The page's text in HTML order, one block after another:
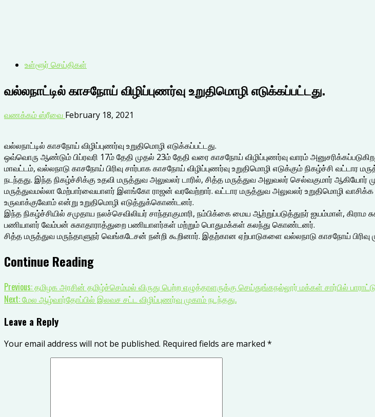
உள்ளூர் செய்திகள்
வல்லநாட்டில் காசநோய் விழிப்புணர்வு உறுதிமொழி எடுக்கப்பட்டது.
வணக்கம் ஸ்ரீவை February 18, 2021
வல்லநாட்டில் காசநோய் விழிப்புணர்வு உறுதிமொழி எடுக்கப்பட்டது.
ஒவ்வொரு ஆண்டும் பிப்ரவரி 17ம் தேதி முதல் 23ம் தேதி வரை காசநோய் விழிப்புணர்வு வாரம்
மாவட்டம், வல்லநாடு காசநோய் பிரிவு சார்பாக காசநோய் விழிப்புணர்வு உறுதிமொழி எடுக்கும் நிகழ்ச்சி
நடந்தது. இந்த நிகழ்ச்சிக்கு உதவி மருத்துவ அலுவலர் டாரில், சித்த மருத்துவ அலுவலர் செல்வகுமார்
மருத்துவமல்லா மேற்பார்வையாளர் இளங்கோ ராஜன் வரவேற்றார். வட்டார மருத்துவ அலுவலர் உறுதிமொழி
உருவாக்குவோம் என்று உறுதிமொழி எடுத்துக்கொண்டனர்.
இந்த நிகழ்ச்சியில் சமுதாய நலச்செவிலியர் சாந்தாகுமாரி, நம்பிக்கை மைய ஆற்றுப்படுத்துநர் ஐயம்மாள்,
பணியாளர் வேம்பன் சுகாதாராத்துறை பணியாளர்கள் மற்றும் பொதுமக்கள் கலந்து கொண்டனர்.
சித்த மருத்துவ மருந்தாளுநர் வெங்கடேசன் நன்றி கூறினார். இதற்கான ஏற்பாடுகளை வல்லநாடு காசநோய் பிரிவு
Continue Reading
Previous:தமிழக அரசின் தமிழ்ச்செம்மல் விருது பெற்ற எழுத்தாளருக்கு செய்துங்கநல்லூர் மக்கள் சார்பில்
Next:மேல ஆழ்வார்தோப்பில் இலவச சட்ட விழிப்புணர்வு முகாம் நடந்தது.
Leave a Reply
Your email address will not be published. Required fields are marked *